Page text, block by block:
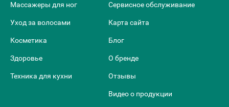
Массажеры для ног
Уход за волосами
Косметика
Здоровье
Техника для кухни
Сервисное обслуживание
Карта сайта
Блог
О бренде
Отзывы
Видео о продукции